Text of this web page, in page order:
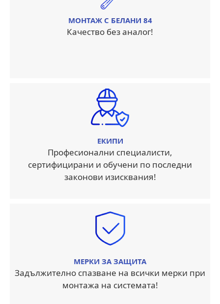
МОНТАЖ С БЕЛАНИ 84
Качество без аналог!
ЕКИПИ
Професионални специалисти,
сертифицирани и обучени по последни
законови изисквания!
МЕРКИ ЗА ЗАЩИТА
Задължително спазване на всички мерки при
монтажа на системата!